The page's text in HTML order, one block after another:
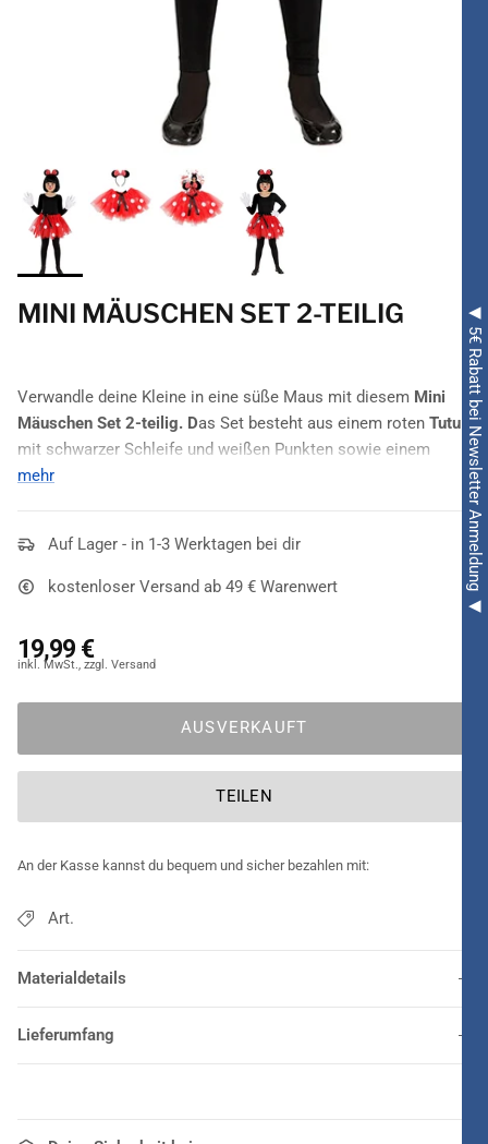
◀ 5€ Rabatt bei Newsletter Anmeldung ◀
MINI MÄUSCHEN SET 2-TEILIG
Verwandle deine Kleine in eine süße Maus mit diesem Mini
Mäuschen Set 2-teilig. Das Set besteht aus einem roten Tutu
mit schwarzer Schleife und weißen Punkten sowie einem
Haarreif,
mehr
Auf Lager - in 1-3 Werktagen bei dir
kostenloser Versand ab 49 € Warenwert
19,99 €
AUSVERKAUFT
TEILEN
An der Kasse kannst du bequem und sicher bezahlen mit:
Art.
Materialdetails
Lieferumfang